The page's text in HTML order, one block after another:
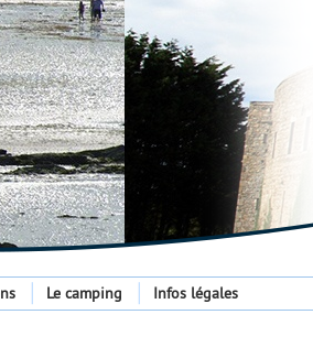
Le camping Infos légales